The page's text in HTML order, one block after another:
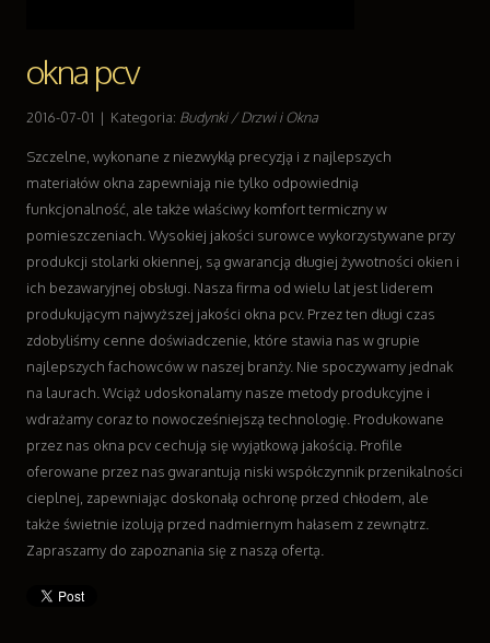
Meble
Wyposażenie Wnętrz
Wyposażenie Łazienki
Odzież
Sport
Elektronika, RTV, AGD
Art. Dla Zwierząt
Ogród, Rośliny
Chemia
Art. Spożywcze
Materiały Eksploatacyjne
Inne Sklepy
Sprzęt
Maszyny
Narzędzia
Przemysł Metalowy
Transport
okna pcv
2016-07-01 | Kategoria: Budynki / Drzwi i Okna
Szczelne, wykonane z niezwykłą precyzją i z najlepszych
materiałów okna zapewniają nie tylko odpowiednią
funkcjonalność, ale także właściwy komfort termiczny w
pomieszczeniach. Wysokiej jakości surowce wykorzystywane przy
produkcji stolarki okiennej, są gwarancją długiej żywotności okien i
ich bezawaryjnej obsługi. Nasza firma od wielu lat jest liderem
produkującym najwyższej jakości okna pcv. Przez ten długi czas
zdobyliśmy cenne doświadczenie, które stawia nas w grupie
najlepszych fachowców w naszej branży. Nie spoczywamy jednak
na laurach. Wciąż udoskonalamy nasze metody produkcyjne i
wdrażamy coraz to nowocześniejszą technologię. Produkowane
przez nas okna pcv cechują się wyjątkową jakością. Profile
oferowane przez nas gwarantują niski współczynnik przenikalności
cieplnej, zapewniając doskonałą ochronę przed chłodem, ale
także świetnie izolują przed nadmiernym hałasem z zewnątrz.
Zapraszamy do zapoznania się z naszą ofertą.